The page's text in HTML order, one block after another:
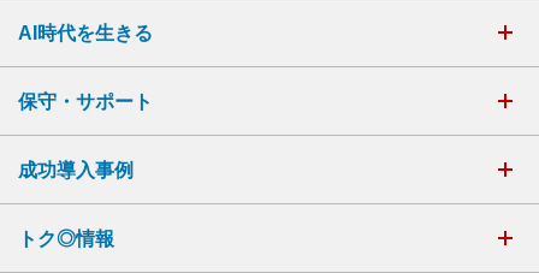
AI時代を生きる
保守・サポート
成功導入事例
トク◎情報